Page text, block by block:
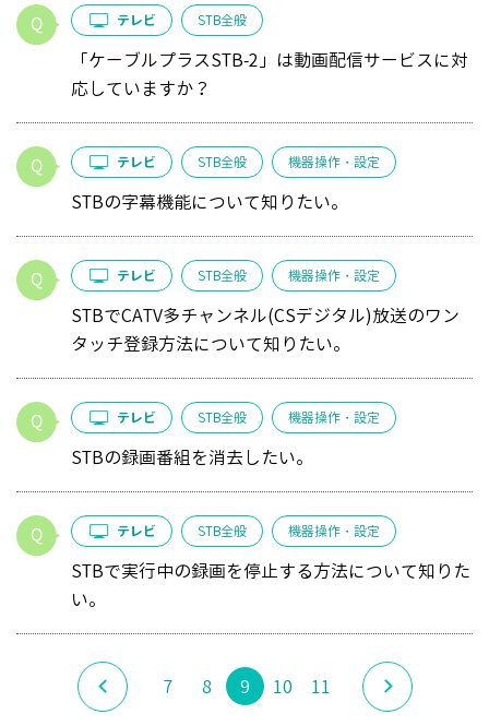
テレビ STB全般
「ケーブルプラスSTB-2」は動画配信サービスに対
応していますか？
テレビ STB全般 機器操作・設定
STBの字幕機能について知りたい。
テレビ STB全般 機器操作・設定
STBでCATV多チャンネル(CSデジタル)放送のワン
タッチ登録方法について知りたい。
テレビ STB全般 機器操作・設定
STBの録画番組を消去したい。
テレビ STB全般 機器操作・設定
STBで実行中の録画を停止する方法について知りた
い。
7 8 9 10 11